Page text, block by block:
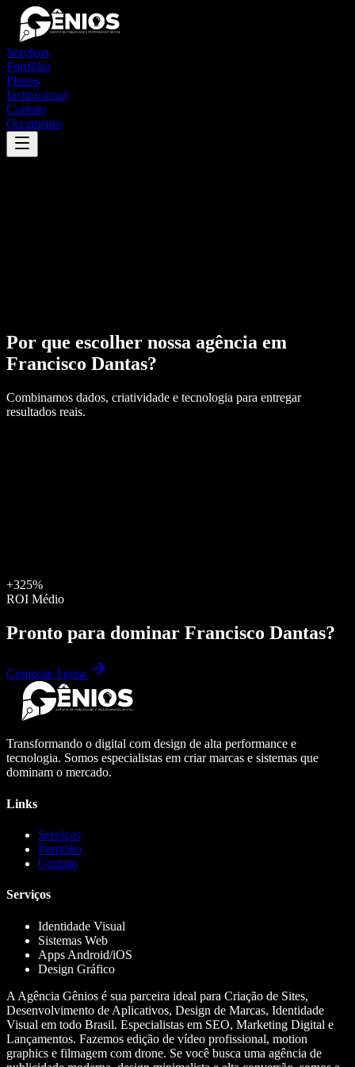
Serviços
Portfólio
Planos
Institucional
Contato
Orçamento
Por que escolher nossa agência em
Francisco Dantas?
Combinamos dados, criatividade e tecnologia para entregar
resultados reais.
+325%
ROI Médio
Pronto para dominar Francisco Dantas?
Começar Agora
Transformando o digital com design de alta performance e
tecnologia. Somos especialistas em criar marcas e sistemas que
dominam o mercado.
Links
Serviços
Portfólio
Contato
Serviços
Identidade Visual
Sistemas Web
Apps Android/iOS
Design Gráfico
A Agência Gênios é sua parceira ideal para Criação de Sites,
Desenvolvimento de Aplicativos, Design de Marcas, Identidade
Visual em todo Brasil. Especialistas em SEO, Marketing Digital e
Lançamentos. Fazemos edição de vídeo profissional, motion
graphics e filmagem com drone. Se você busca uma agência de